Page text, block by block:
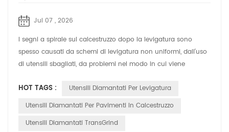
Jul 07 , 2026
I segni a spirale sul calcestruzzo dopo la levigatura sono
spesso causati da schemi di levigatura non uniformi, dall’uso
di utensili sbagliati, da problemi nel modo in cui viene
HOT TAGS :
Utensili Diamantati Per Levigatura
Utensili Diamantati Per Pavimenti In Calcestruzzo
Utensili Diamantati TransGrind